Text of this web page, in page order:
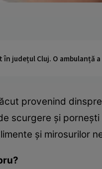
județul Cluj. O ambulanță
provenind
scurgere și
și mirosurilor